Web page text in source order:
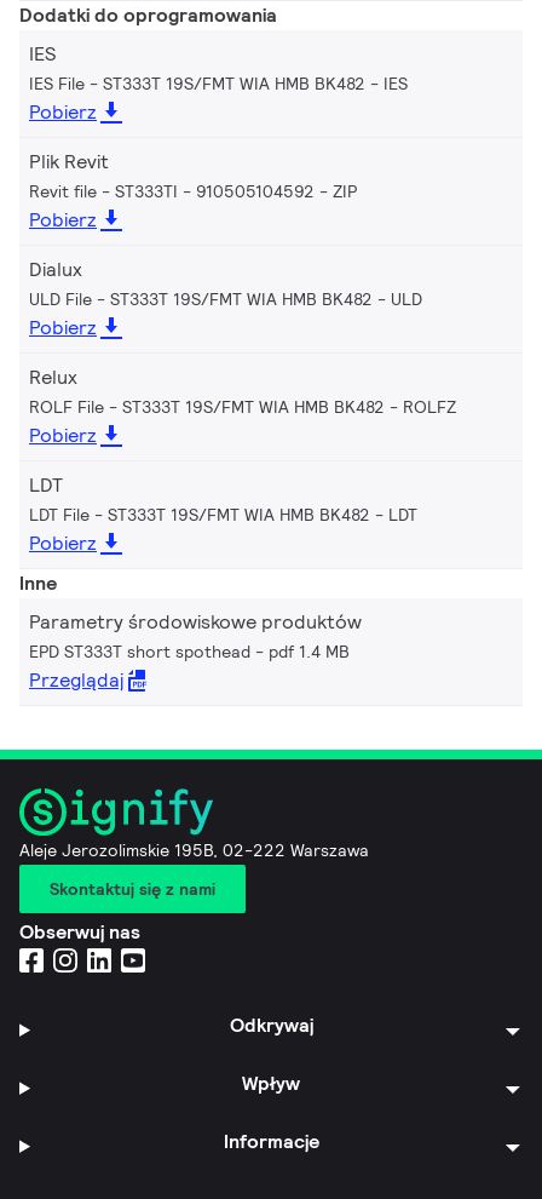
Dodatki do oprogramowania
IES
IES File - ST333T 19S/FMT WIA HMB BK482 IES
Pobierz
Plik Revit
Revit file - ST333TI - 910505104592 ZIP
Pobierz
Dialux
ULD File - ST333T 19S/FMT WIA HMB BK482 ULD
Pobierz
Relux
ROLF File - ST333T 19S/FMT WIA HMB BK482 ROLFZ
Pobierz
LDT
LDT File - ST333T 19S/FMT WIA HMB BK482 LDT
Pobierz
Inne
Parametry środowiskowe produktów
EPD ST333T short spothead pdf 1.4 MB
Przeglądaj
Aleje Jerozolimskie 195B, 02-222 Warszawa
Skontaktuj się z nami
Obserwuj nas
Odkrywaj
Wpływ
Informacje